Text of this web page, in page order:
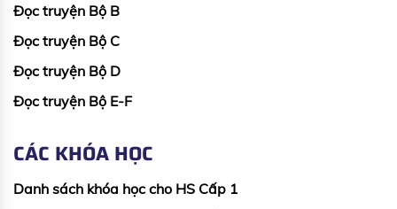
Đọc truyện Bộ B
Đọc truyện Bộ C
Đọc truyện Bộ D
Đọc truyện Bộ E-F
CÁC KHÓA HỌC
Danh sách khóa học cho HS Cấp 1